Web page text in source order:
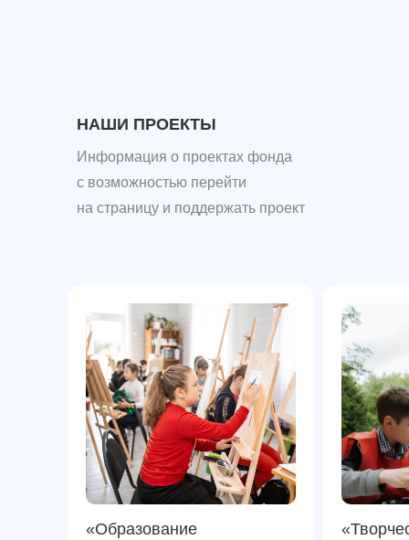
НАШИ ПРОЕКТЫ
Информация о проектах фонда
с возможностью перейти
на страницу и поддержать проект
«Образование